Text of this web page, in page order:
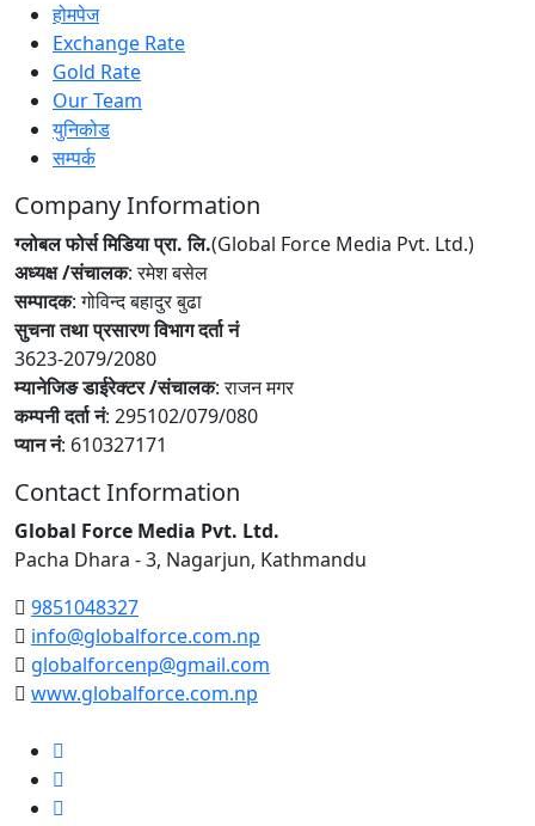
होमपेज
Exchange Rate
Gold Rate
Our Team
युनिकोड
सम्पर्क
Company Information
ग्लोबल फोर्स मिडिया प्रा. लि.(Global Force Media Pvt. Ltd.)
अध्यक्ष /संचालक: रमेश बसेल
सम्पादक: गोविन्द बहादुर बुढा
सुचना तथा प्रसारण विभाग दर्ता नं
3623-2079/2080
म्यानेजिङ डाईरेक्टर /संचालक: राजन मगर
कम्पनी दर्ता नं: 295102/079/080
प्यान नं: 610327171
Contact Information
Global Force Media Pvt. Ltd.
Pacha Dhara - 3, Nagarjun, Kathmandu
9851048327
info@globalforce.com.np
globalforcenp@gmail.com
www.globalforce.com.np